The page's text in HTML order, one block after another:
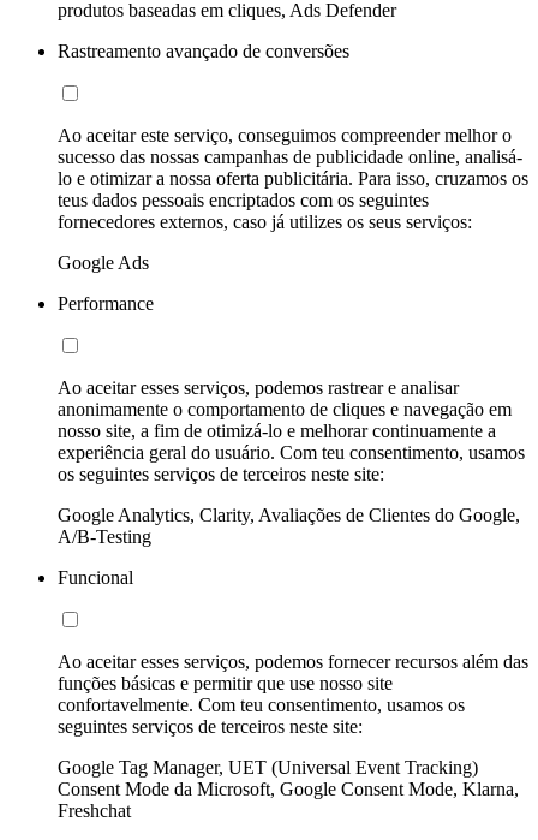
produtos baseadas em cliques, Ads Defender
Rastreamento avançado de conversões
Ao aceitar este serviço, conseguimos compreender melhor o
sucesso das nossas campanhas de publicidade online, analisá-
lo e otimizar a nossa oferta publicitária. Para isso, cruzamos os
teus dados pessoais encriptados com os seguintes
fornecedores externos, caso já utilizes os seus serviços:
Google Ads
Performance
Ao aceitar esses serviços, podemos rastrear e analisar
anonimamente o comportamento de cliques e navegação em
nosso site, a fim de otimizá-lo e melhorar continuamente a
experiência geral do usuário. Com teu consentimento, usamos
os seguintes serviços de terceiros neste site:
Google Analytics, Clarity, Avaliações de Clientes do Google,
A/B-Testing
Funcional
Ao aceitar esses serviços, podemos fornecer recursos além das
funções básicas e permitir que use nosso site
confortavelmente. Com teu consentimento, usamos os
seguintes serviços de terceiros neste site:
Google Tag Manager, UET (Universal Event Tracking)
Consent Mode da Microsoft, Google Consent Mode, Klarna,
Freshchat